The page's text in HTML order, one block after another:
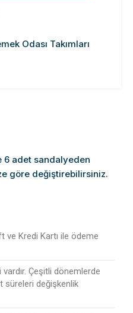
Odası Takımları
6 adet sandalyeden
göre değiştirebilirsiniz.
ve Kredi Kartı ile ödeme
Çeşitli dönemlerde
süreleri değişkenlik